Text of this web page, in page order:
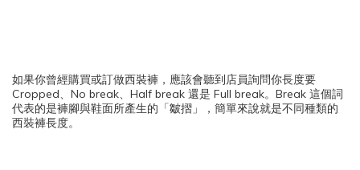
如果你曾經購買或訂做西裝褲，應該會聽到店員詢問你長度要
Cropped、No break、Half break 還是 Full break。Break 這個詞
代表的是褲腳與鞋面所產生的「皺摺」，簡單來說就是不同種類的
西裝褲長度。